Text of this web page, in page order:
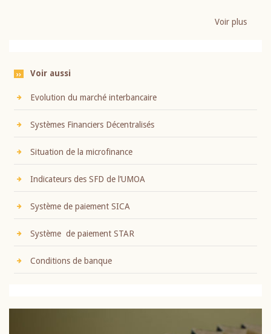
Voir plus
Voir aussi
Evolution du marché interbancaire
Systèmes Financiers Décentralisés
Situation de la microfinance
Indicateurs des SFD de l’UMOA
Système de paiement SICA
Système de paiement STAR
Conditions de banque